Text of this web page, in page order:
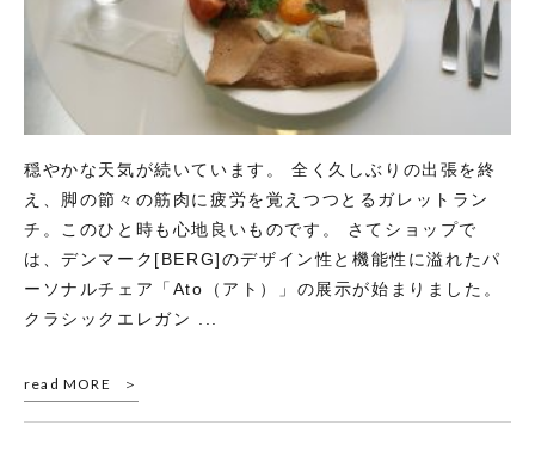
穏やかな天気が続いています。 全く久しぶりの出張を終
え、脚の節々の筋肉に疲労を覚えつつとるガレットラン
チ。このひと時も心地良いものです。 さてショップで
は、デンマーク[BERG]のデザイン性と機能性に溢れたパ
ーソナルチェア「Ato（アト）」の展示が始まりました。
クラシックエレガン ...
read MORE